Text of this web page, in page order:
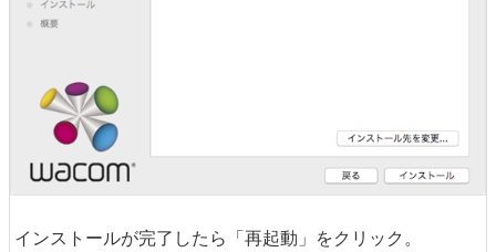
インストールが完了したら「再起動」をクリック。